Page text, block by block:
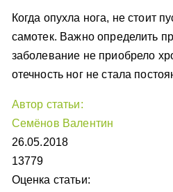
Когда опухла нога, не стоит
самотек. Важно определить
заболевание не приобрело
отечность ног не стала
Автор статьи:
Семёнов Валентин
26.05.2018
13779
Оценка статьи: